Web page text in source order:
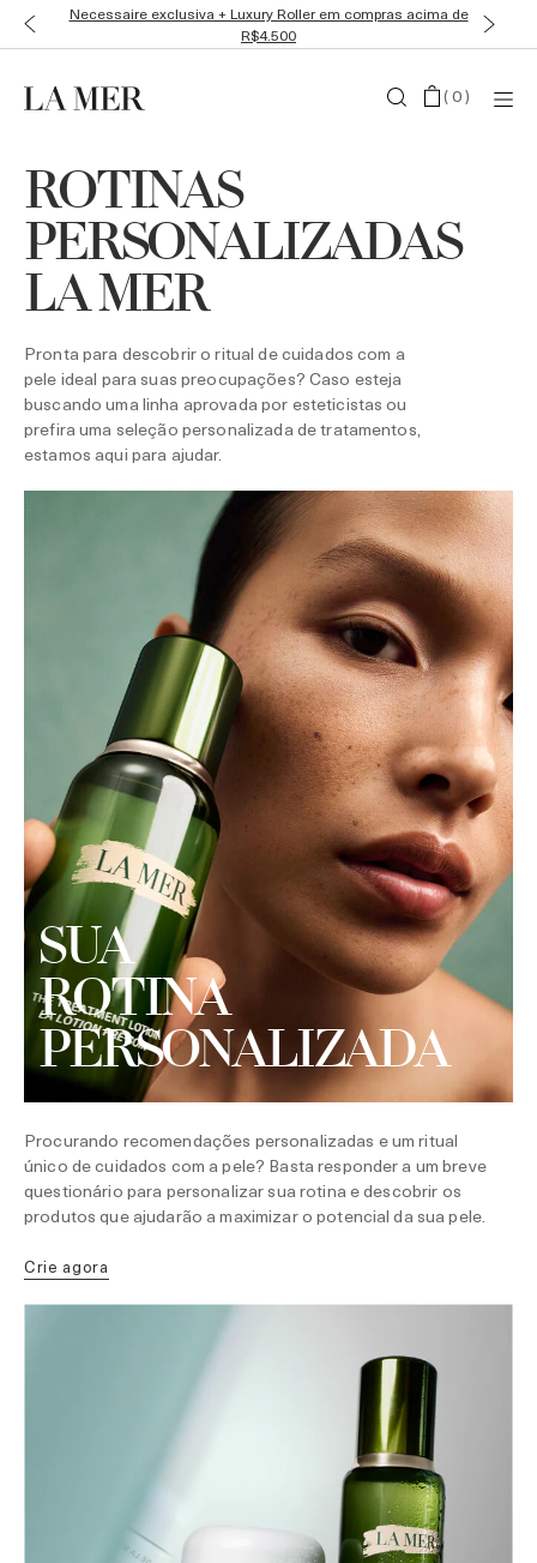
Necessaire exclusiva + Luxury Roller em compras acima de
R$4.500
(0)
ROTINAS
PERSONALIZADAS
LA MER
Pronta para descobrir o ritual de cuidados com a
pele ideal para suas preocupações? Caso esteja
buscando uma linha aprovada por esteticistas ou
prefira uma seleção personalizada de tratamentos,
estamos aqui para ajudar.
SUA
ROTINA
PERSONALIZADA
Procurando recomendações personalizadas e um ritual
único de cuidados com a pele? Basta responder a um breve
questionário para personalizar sua rotina e descobrir os
produtos que ajudarão a maximizar o potencial da sua pele.
Crie agora